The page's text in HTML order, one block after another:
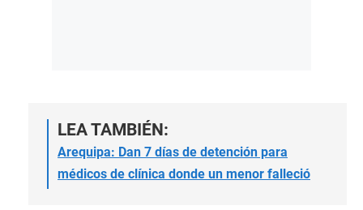
LEA TAMBIÉN:
Arequipa: Dan 7 días de detención para
médicos de clínica donde un menor falleció